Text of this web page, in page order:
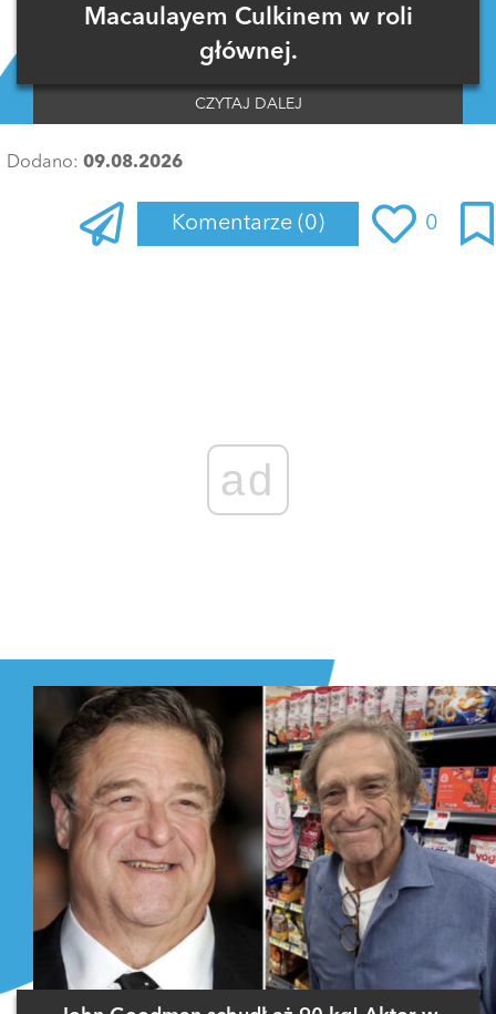
Macaulayem Culkinem w roli
głównej.
CZYTAJ DALEJ
Dodano: 09.08.2026
Komentarze (0) 0
ad